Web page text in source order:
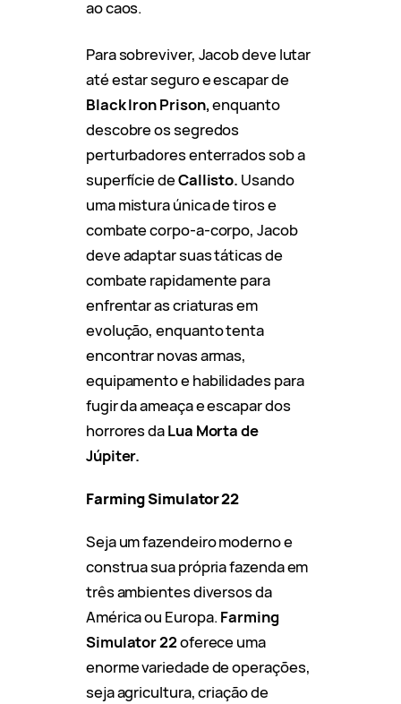
ao caos.
Para sobreviver, Jacob deve lutar
até estar seguro e escapar de
Black Iron Prison,enquanto
descobre os segredos
perturbadores enterrados sob a
superfície deCallisto. Usando
uma mistura única de tiros e
combate corpo-a-corpo, Jacob
deve adaptar suas táticas de
combate rapidamente para
enfrentar as criaturas em
evolução, enquanto tenta
encontrar novas armas,
equipamento e habilidades para
fugir da ameaça e escapar dos
horrores daLua Morta de
Júpiter.
Farming Simulator 22
Seja um fazendeiro moderno e
construa sua própria fazenda em
três ambientes diversos da
América ou Europa. Farming
Simulator 22oferece uma
enorme variedade de operações,
seja agricultura, criação de